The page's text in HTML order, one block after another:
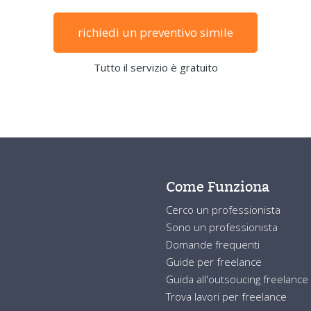
richiedi un preventivo simile
Tutto il servizio è gratuito
Come Funziona
Cerco un professionista
Sono un professionista
Domande frequenti
Guide per freelance
Guida all'outsoucing freelance
Trova lavori per freelance